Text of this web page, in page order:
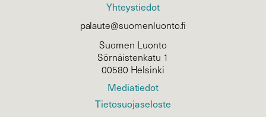
Yhteystiedot
palaute@suomenluonto.fi
Suomen Luonto
Sörnäistenkatu 1
00580 Helsinki
Mediatiedot
Tietosuojaseloste